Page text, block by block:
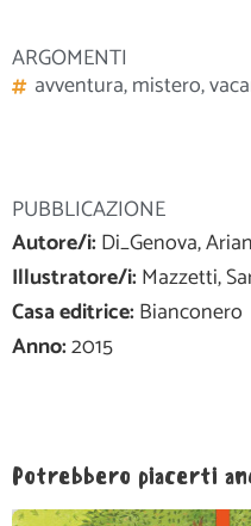
PUBBLICAZIONE
Autore/i:Di_Genova,
Illustratore/i:Mazzetti,
Casa editrice:Bianconero
Anno:2015
ARGOMENTI
avventura,mistero,
Potrebbero piacerti